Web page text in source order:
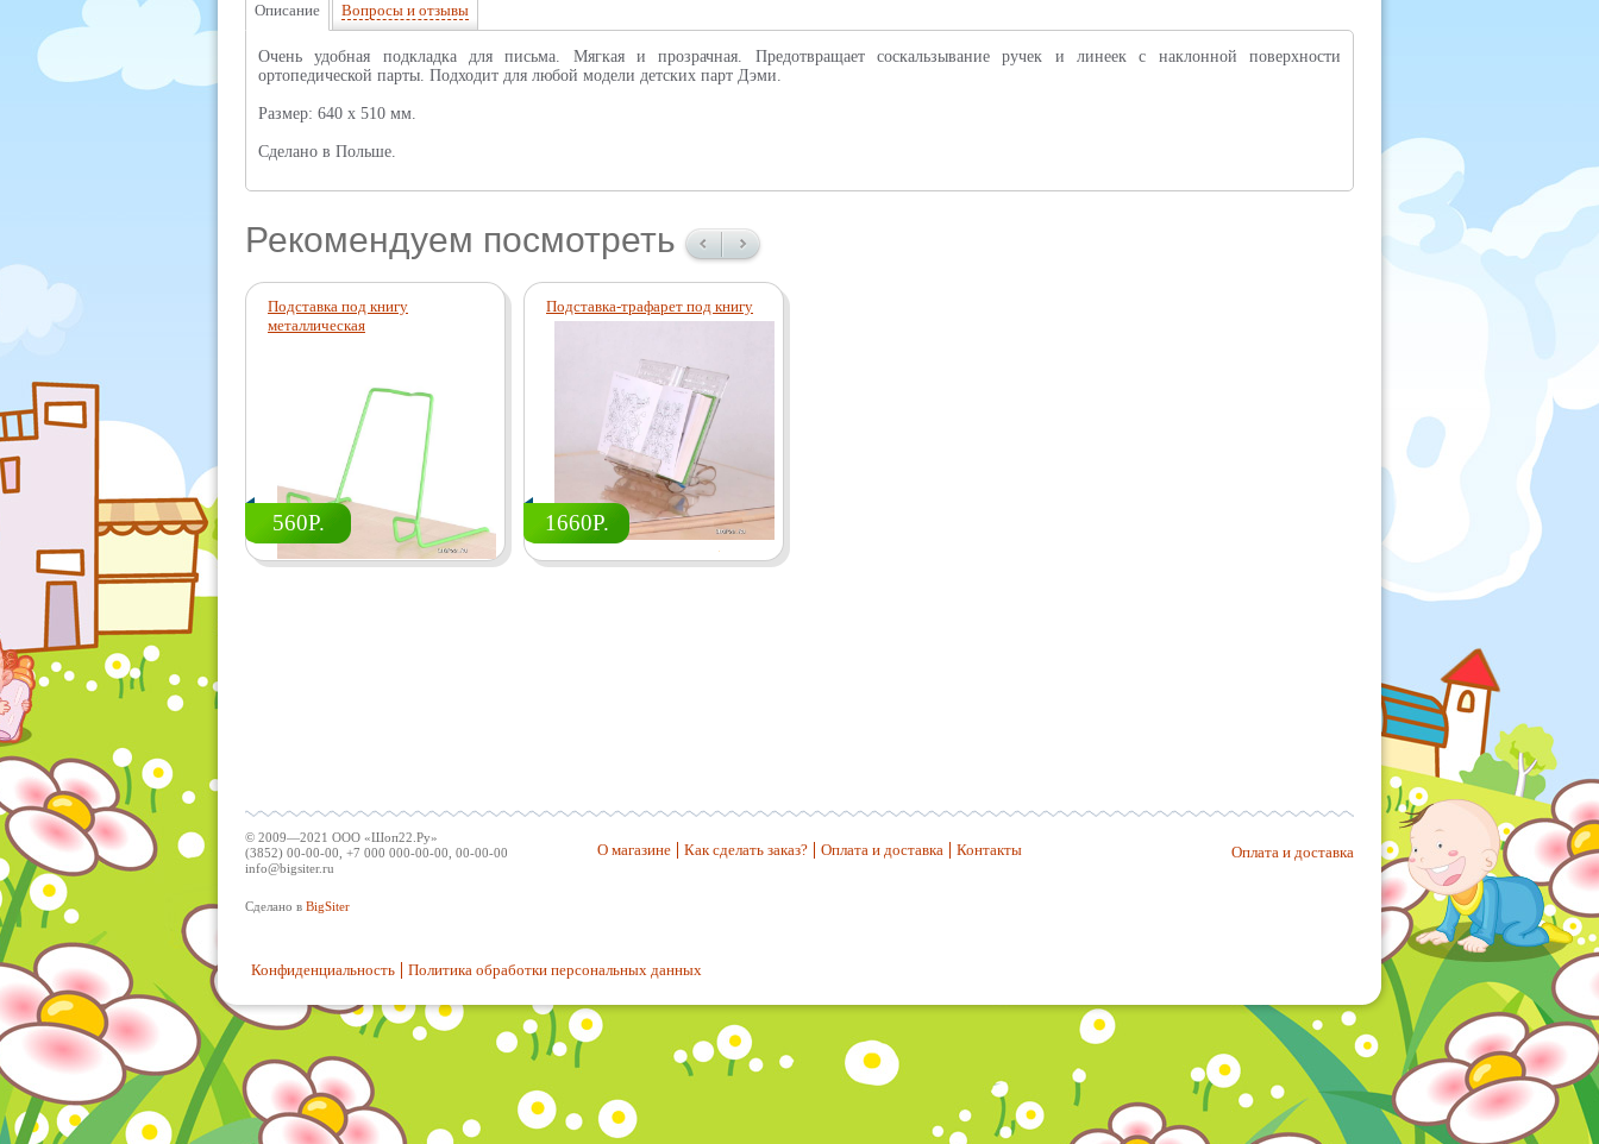
Описание Вопросы и отзывы
Очень удобная подкладка для письма. Мягкая и прозрачная. Предотвращает соскальзывание ручек и линеек с наклонной поверхности
ортопедической парты. Подходит для любой модели детских парт Дэми.
Размер: 640 х 510 мм.
Сделано в Польше.
Рекомендуем посмотреть
Подставка под книгу
металлическая
560Р.
Подставка-трафарет под книгу
1660Р.
© 2009—2021 ООО «Шоп22.Ру»
(3852) 00-00-00, +7 000 000-00-00, 00-00-00
info@bigsiter.ru
Сделано в BigSiter
О магазине Как сделать заказ? Оплата и доставка Контакты Оплата и доставка
Конфиденциальность Политика обработки персональных данных